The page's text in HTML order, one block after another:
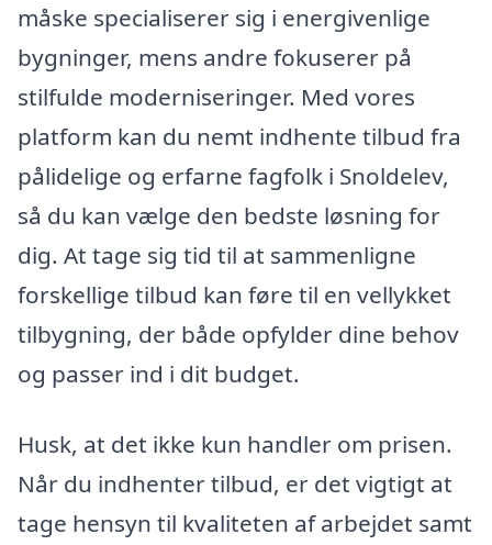
måske specialiserer sig i energivenlige
bygninger, mens andre fokuserer på
stilfulde moderniseringer. Med vores
platform kan du nemt indhente tilbud fra
pålidelige og erfarne fagfolk i Snoldelev,
så du kan vælge den bedste løsning for
dig. At tage sig tid til at sammenligne
forskellige tilbud kan føre til en vellykket
tilbygning, der både opfylder dine behov
og passer ind i dit budget.
Husk, at det ikke kun handler om prisen.
Når du indhenter tilbud, er det vigtigt at
tage hensyn til kvaliteten af arbejdet samt